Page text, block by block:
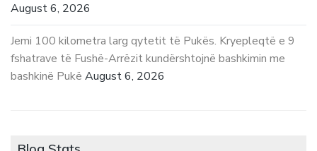
August 6, 2026
Jemi 100 kilometra larg qytetit të Pukës. Kryepleqtë e 9
fshatrave të Fushë-Arrëzit kundërshtojnë bashkimin me
bashkinë Pukë August 6, 2026